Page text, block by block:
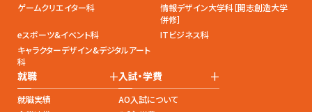
ゲームクリエイター科
情報デザイン大学科［開志創造大学
併修］
eスポーツ&イベント科
ITビジネス科
キャラクターデザイン&デジタルアート
科
就職 +
就職実績
入試・学費 +
AO入試について